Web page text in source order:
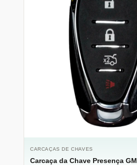
CARCAÇAS DE CHAVES
Carcaça da Chave Presença GM